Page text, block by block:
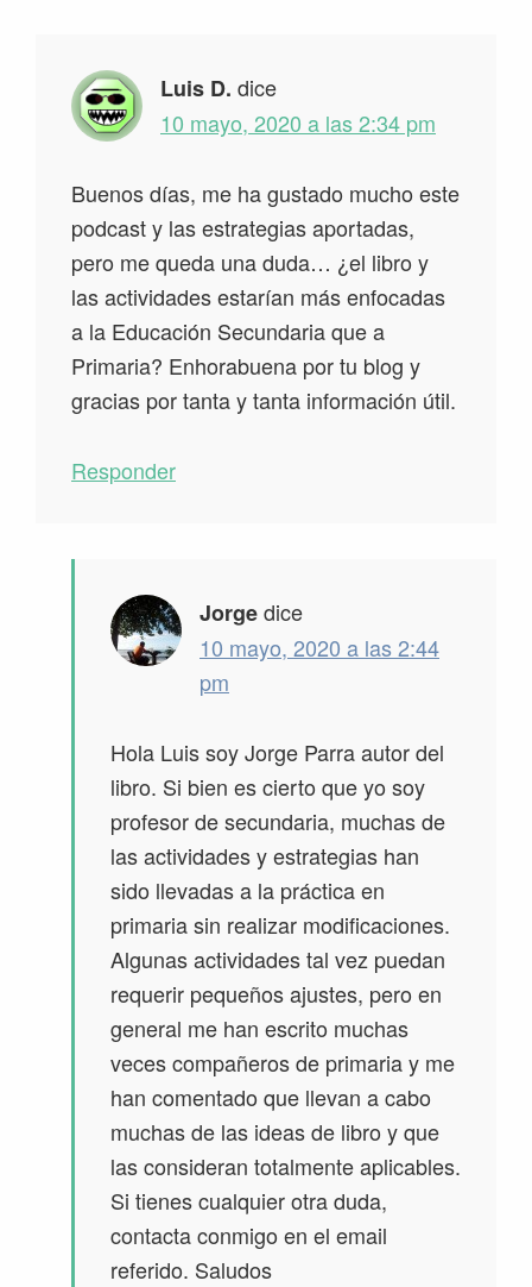
lectores
Luis D. dice
10 mayo, 2020 a las 2:34 pm
Buenos días, me ha gustado mucho este
podcast y las estrategias aportadas,
pero me queda una duda… ¿el libro y
las actividades estarían más enfocadas
a la Educación Secundaria que a
Primaria? Enhorabuena por tu blog y
gracias por tanta y tanta información útil.
Responder
Jorgedice
10 mayo, 2020 a las 2:44
pm
Hola Luis soy Jorge Parra autor del
libro. Si bien es cierto que yo soy
profesor de secundaria, muchas de
las actividades y estrategias han
sido llevadas a la práctica en
primaria sin realizar modificaciones.
Algunas actividades tal vez puedan
requerir pequeños ajustes, pero en
general me han escrito muchas
veces compañeros de primaria y me
han comentado que llevan a cabo
muchas de las ideas de libro y que
las consideran totalmente aplicables.
Si tienes cualquier otra duda,
contacta conmigo en el email
referido. Saludos